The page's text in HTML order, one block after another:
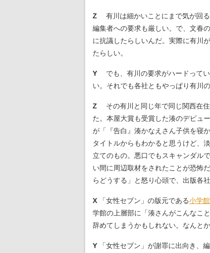
Z 有川は細かいことにまで気が回
編集者への要求も厳しい。で、文春
に抗議したらしいんだ。実際に有川
たらしい。
Y でも、有川の要求がハードって
い。それでも各社ともやっぱり有川
Z その有川と同じ年で同じ関西在住
た。本屋大賞も受賞した湊のデビュ
が「『告白』湊かなえさん子供を寝
タイトルからもわかると思うけど、
立てのもの。悪口でもスキャンダル
い間に周辺取材をされたことが恐怖
らどうする」と怒り心頭で、出版各
X 「女性セブン」の版元である小学館
学館の上層部に「湊さんがこんなこ
辞めてしまうかもしれない。なんと
Y 「女性セブン」が謝罪に出向き、